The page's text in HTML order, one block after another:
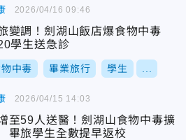
變調！劍湖山飯店爆食物中毒
學生送急診
中毒 畢業旅行 學生
2026/04/16 09:46
至59人送醫！劍湖山食物中毒擴
旅學生全數提早返校
2026/04/15 14:03